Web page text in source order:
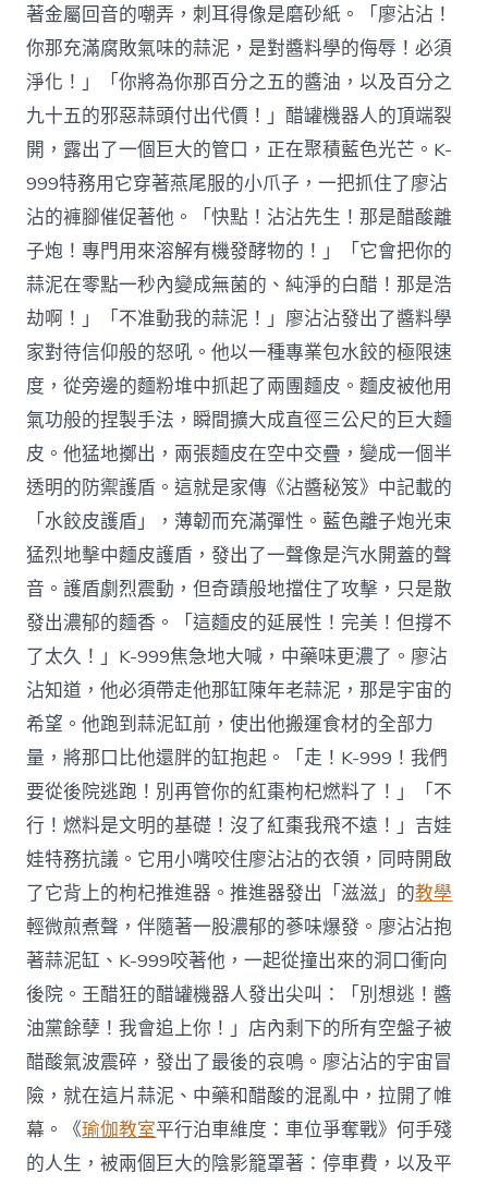
著金屬回音的嘲弄，刺耳得像是磨砂紙。「廖沾沾！
你那充滿腐敗氣味的蒜泥，是對醬料學的侮辱！必須
淨化！」「你將為你那百分之五的醬油，以及百分之
九十五的邪惡蒜頭付出代價！」醋罐機器人的頂端裂
開，露出了一個巨大的管口，正在聚積藍色光芒。K-
999特務用它穿著燕尾服的小爪子，一把抓住了廖沾
沾的褲腳催促著他。「快點！沾沾先生！那是醋酸離
子炮！專門用來溶解有機發酵物的！」「它會把你的
蒜泥在零點一秒內變成無菌的、純淨的白醋！那是浩
劫啊！」「不准動我的蒜泥！」廖沾沾發出了醬料學
家對待信仰般的怒吼。他以一種專業包水餃的極限速
度，從旁邊的麵粉堆中抓起了兩團麵皮。麵皮被他用
氣功般的捏製手法，瞬間擴大成直徑三公尺的巨大麵
皮。他猛地擲出，兩張麵皮在空中交疊，變成一個半
透明的防禦護盾。這就是家傳《沾醬秘笈》中記載的
「水餃皮護盾」，薄韌而充滿彈性。藍色離子炮光束
猛烈地擊中麵皮護盾，發出了一聲像是汽水開蓋的聲
音。護盾劇烈震動，但奇蹟般地擋住了攻擊，只是散
發出濃郁的麵香。「這麵皮的延展性！完美！但撐不
了太久！」K-999焦急地大喊，中藥味更濃了。廖沾
沾知道，他必須帶走他那缸陳年老蒜泥，那是宇宙的
希望。他跑到蒜泥缸前，使出他搬運食材的全部力
量，將那口比他還胖的缸抱起。「走！K-999！我們
要從後院逃跑！別再管你的紅棗枸杞燃料了！」「不
行！燃料是文明的基礎！沒了紅棗我飛不遠！」吉娃
娃特務抗議。它用小嘴咬住廖沾沾的衣領，同時開啟
了它背上的枸杞推進器。推進器發出「滋滋」的教學
輕微煎煮聲，伴隨著一股濃郁的蔘味爆發。廖沾沾抱
著蒜泥缸、K-999咬著他，一起從撞出來的洞口衝向
後院。王醋狂的醋罐機器人發出尖叫：「別想逃！醬
油黨餘孽！我會追上你！」店內剩下的所有空盤子被
醋酸氣波震碎，發出了最後的哀鳴。廖沾沾的宇宙冒
險，就在這片蒜泥、中藥和醋酸的混亂中，拉開了帷
幕。《瑜伽教室平行泊車維度：車位爭奪戰》何手殘
的人生，被兩個巨大的陰影籠罩著：停車費，以及平